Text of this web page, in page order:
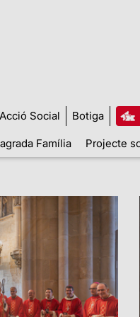
Social Botiga
Família Projecte